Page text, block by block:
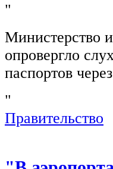
"
Министерство
опровергло
паспортов
"
Правительство